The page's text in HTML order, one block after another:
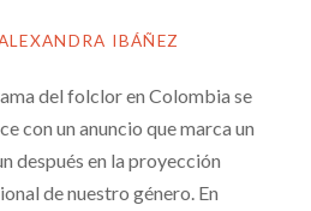
IBÁÑEZ
del folclor en Colombia se
con un anuncio que marca un
después en la proyección
de nuestro género. En